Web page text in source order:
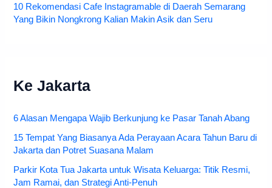
10 Rekomendasi Cafe Instagramable di Daerah Semarang
Yang Bikin Nongkrong Kalian Makin Asik dan Seru
Ke Jakarta
6 Alasan Mengapa Wajib Berkunjung ke Pasar Tanah Abang
15 Tempat Yang Biasanya Ada Perayaan Acara Tahun Baru di
Jakarta dan Potret Suasana Malam
Parkir Kota Tua Jakarta untuk Wisata Keluarga: Titik Resmi,
Jam Ramai, dan Strategi Anti-Penuh